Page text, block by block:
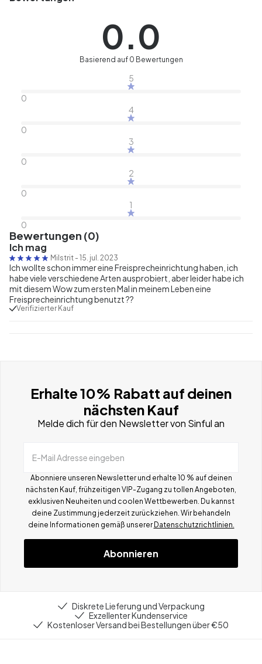
0.0
Basierend auf 0 Bewertungen
5
0
4
0
3
0
2
0
1
0
Bewertungen (0)
Ich mag
Milstrit - 15. jul. 2023
Ich wollte schon immer eine Freisprecheinrichtung haben, ich
habe viele verschiedene Arten ausprobiert, aber leider habe ich
mit diesem Wow zum ersten Mal in meinem Leben eine
Freisprecheinrichtung benutzt ??
Verifizierter Kauf
Erhalte 10% Rabatt auf deinen
nächsten Kauf
Melde dich für den Newsletter von Sinful an
E-Mail Adresse eingeben
Abonniere unseren Newsletter und erhalte 10 % auf deinen
nächsten Kauf, frühzeitigen VIP-Zugang zu tollen Angeboten,
exklusiven Neuheiten und coolen Wettbewerben. Du kannst
deine Zustimmung jederzeit zurückziehen. Wir behandeln
deine Informationen gemäß unserer Datenschutzrichtlinien.
Abonnieren
Diskrete Lieferung und Verpackung
Exzellenter Kundenservice
Kostenloser Versand bei Bestellungen über €50